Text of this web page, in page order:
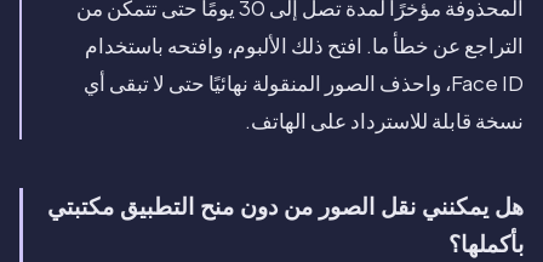
المحذوفة مؤخرًا لمدة تصل إلى 30 يومًا حتى تتمكن من
التراجع عن خطأ ما. افتح ذلك الألبوم، وافتحه باستخدام
Face ID، واحذف الصور المنقولة نهائيًا حتى لا تبقى أي
نسخة قابلة للاسترداد على الهاتف.
هل يمكنني نقل الصور من دون منح التطبيق مكتبتي
بأكملها؟